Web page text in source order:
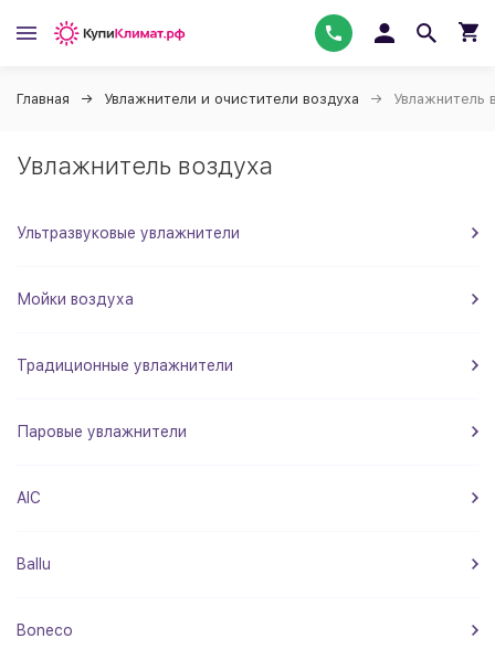
Главная Увлажнители и очистители воздуха Увлажнитель
Увлажнитель воздуха
Ультразвуковые увлажнители
Мойки воздуха
Традиционные увлажнители
Паровые увлажнители
AIC
Ballu
Boneco